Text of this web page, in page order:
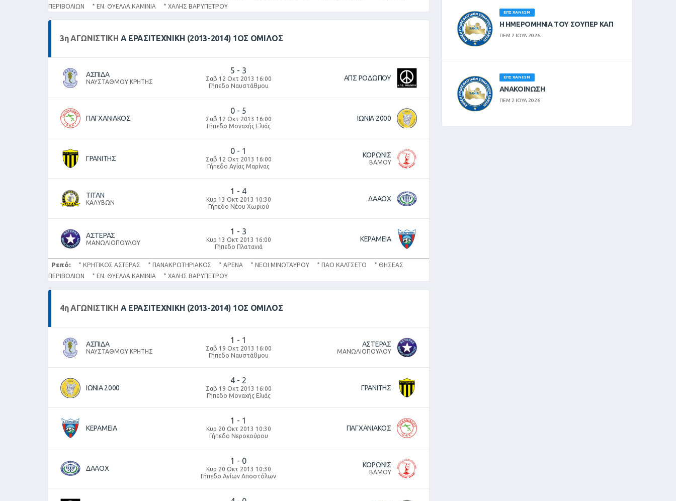
ΠΕΡΙΒΟΛΙΩΝ * ΕΝ. ΘΥΕΛΛΑ ΚΑΜΙΝΙΑ * ΧΑΛΗΣ ΒΑΡΥΠΕΤΡΟΥ
3ηΑΓΩΝΙΣΤΙΚΉ Α ΕΡΑΣΙΤΕΧΝΙΚΗ (2013-2014) 1ΟΣ ΟΜΙΛΟΣ
ΑΣΠΙΔΑ
ΝΑΥΣΤΑΘΜΟΥ ΚΡΗΤΗΣ
5 - 3
Σαβ 12 Οκτ 2013 16:00
Γήπεδο Ναυστάθμου
ΑΠΣ ΡΟΔΩΠΟΥ
ΠΑΓΧΑΝΙΑΚΟΣ
0 - 5
Σαβ 12 Οκτ 2013 16:00
Γήπεδο Μοναχής Ελιάς
ΙΩΝΙΑ 2000
ΓΡΑΝΙΤΗΣ
0 - 1
Σαβ 12 Οκτ 2013 16:00
Γήπεδο Αγίας Μαρίνας
ΚΟΡΩΝΙΣ
ΒΑΜΟΥ
ΤΙΤΑΝ
ΚΑΛΥΒΩΝ
1 - 4
Κυρ 13 Οκτ 2013 10:30
Γήπεδο Νέου Χωριού
ΔΑΑΟΧ
ΑΣΤΕΡΑΣ
ΜΑΝΩΛΙΟΠΟΥΛΟΥ
1 - 3
Κυρ 13 Οκτ 2013 16:00
Γήπεδο Πλατανιά
ΚΕΡΑΜΕΙΑ
Ρεπό: * ΚΡΗΤΙΚΟΣ ΑΣΤΕΡΑΣ * ΠΑΝΑΚΡΩΤΗΡΙΑΚΟΣ * ΑΡΕΝΑ * ΝΕΟΙ ΜΙΝΩΤΑΥΡΟΥ * ΠΑΟ ΚΑΛΤΣΕΤΟ * ΘΗΣΕΑΣ
ΠΕΡΙΒΟΛΙΩΝ * ΕΝ. ΘΥΕΛΛΑ ΚΑΜΙΝΙΑ * ΧΑΛΗΣ ΒΑΡΥΠΕΤΡΟΥ
4ηΑΓΩΝΙΣΤΙΚΉ Α ΕΡΑΣΙΤΕΧΝΙΚΗ (2013-2014) 1ΟΣ ΟΜΙΛΟΣ
ΑΣΠΙΔΑ
ΝΑΥΣΤΑΘΜΟΥ ΚΡΗΤΗΣ
1 - 1
Σαβ 19 Οκτ 2013 16:00
Γήπεδο Ναυστάθμου
ΑΣΤΕΡΑΣ
ΜΑΝΩΛΙΟΠΟΥΛΟΥ
ΙΩΝΙΑ 2000
4 - 2
Σαβ 19 Οκτ 2013 16:00
Γήπεδο Μοναχής Ελιάς
ΓΡΑΝΙΤΗΣ
ΚΕΡΑΜΕΙΑ
1 - 1
Κυρ 20 Οκτ 2013 10:30
Γήπεδο Νεροκούρου
ΠΑΓΧΑΝΙΑΚΟΣ
ΔΑΑΟΧ
1 - 0
Κυρ 20 Οκτ 2013 10:30
Γήπεδο Αγίων Αποστόλων
ΚΟΡΩΝΙΣ
ΒΑΜΟΥ
ΕΠΣ ΧΑΝΊΩΝ
Η ΗΜΕΡΟΜΗΝΙΑ ΤΟΥ ΣΟΥΠΕΡ ΚΑΠ
ΠΕΜ 2 ΙΟΥΛ 2026
ΕΠΣ ΧΑΝΊΩΝ
ΑΝΑΚΟΙΝΩΣΗ
ΠΕΜ 2 ΙΟΥΛ 2026